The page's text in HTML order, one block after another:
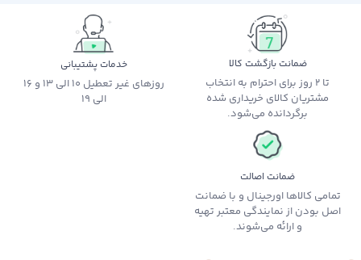
ضمانت بازگشت کالا
تا 2 روز برای احترام به انتخاب
مشتریان کالای خریداری شده
برگردانده می‌شود.
خدمات پشتیبانی
روزهای غیر تعطیل 10 الی 13 و 16
الی 19
ضمانت اصالت
تمامی کالاها اورجینال و با ضمانت
اصل بودن از نمایندگی معتبر تهیه
و ارائه می‌شوند.